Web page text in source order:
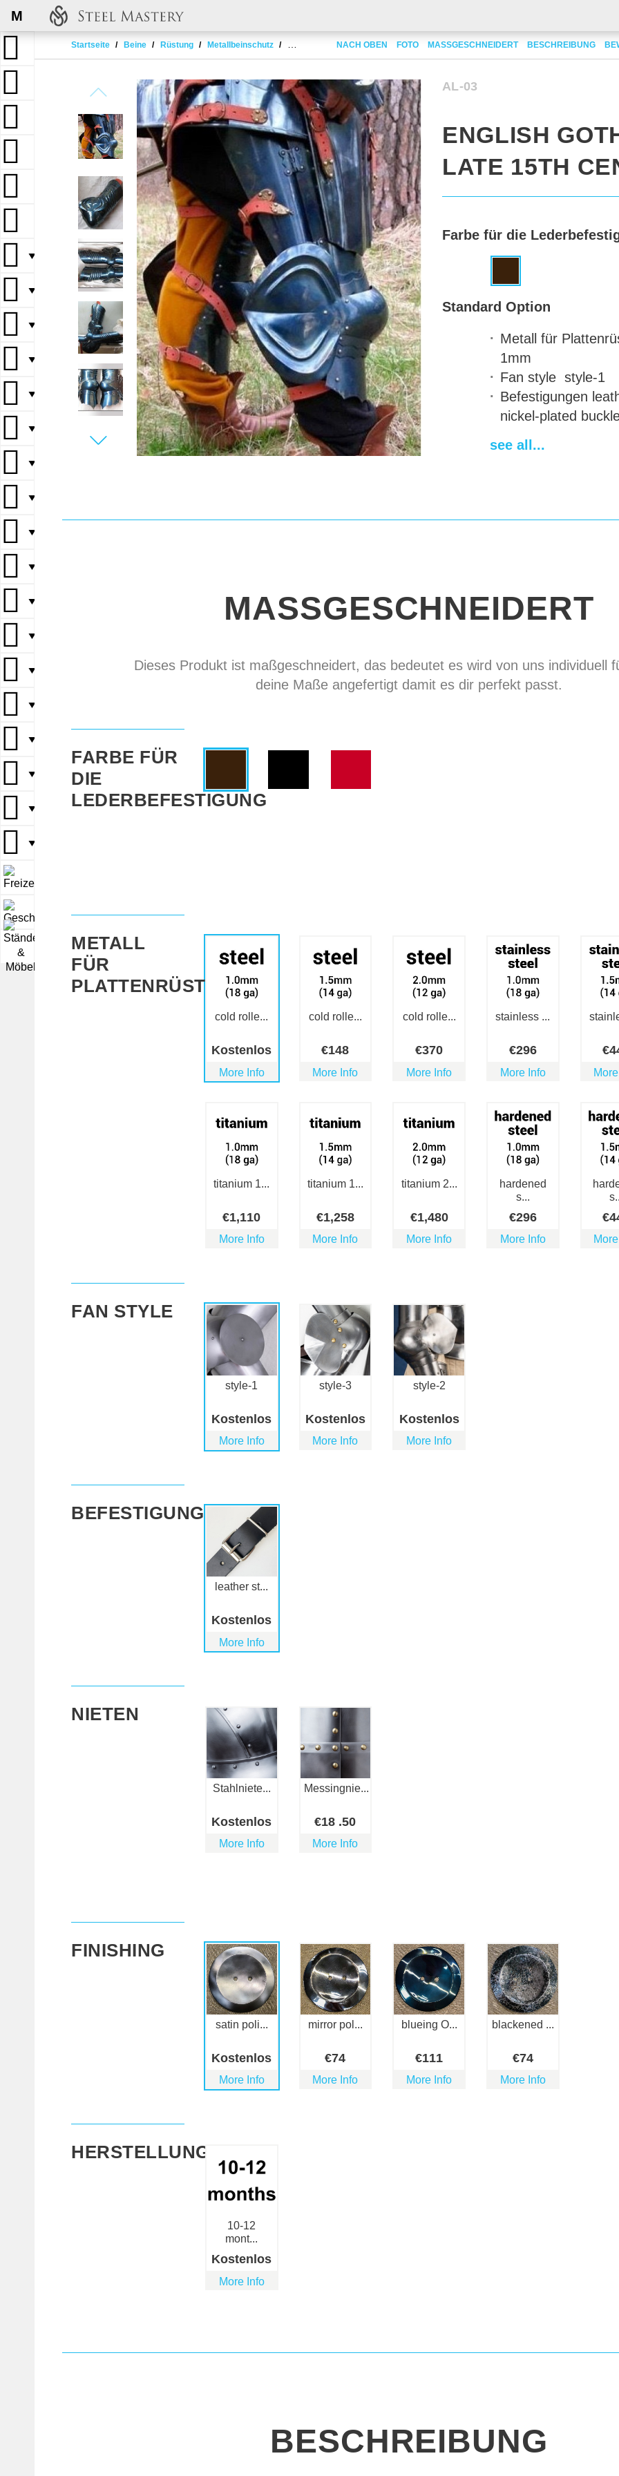
M
Startseite Beine Rüstung Metallbeinschutz English gothic legs late 15th century
NACH OBEN FOTO MASSGESCHNEIDERT BESCHREIBUNG
▼
▼
▼
▼
▼
▼
▼
▼
▼
▼
▼
▼
▼
▼
▼
▼
▼
▼
AL-03
ENGLISH
LATE 15TH
Farbe für die
Standard Option
Metall für
1mm
Fan style style-1
Befestigungen
nickel-plated
see all...
MASSGESCHNEIDERT
Dieses Produkt ist maßgeschneidert, das bedeutet es wird von uns individuell
deine Maße angefertigt damit es dir perfekt passt.
FARBE FÜR
DIE
LEDERBEFESTIGUNG
METALL
FÜR
PLATTENRÜSTUNG
cold rolle...
Kostenlos
More Info
cold rolle...
€148
More Info
cold rolle...
€370
More Info
stainless ...
€296
More Info
€
titanium 1...
€1,110
More Info
titanium 1...
€1,258
More Info
titanium 2...
€1,480
More Info
hardened
s...
€296
More Info
€
FAN STYLE
style-1
Kostenlos
More Info
style-3
Kostenlos
More Info
style-2
Kostenlos
More Info
BEFESTIGUNGEN
leather st...
Kostenlos
More Info
NIETEN
Stahlniete...
Kostenlos
More Info
Messingnie...
€18 .50
More Info
FINISHING
satin poli...
Kostenlos
More Info
mirror pol...
€74
More Info
blueing O...
€111
More Info
blackened ...
€74
More Info
HERSTELLUNGSZEIT
10-12
mont...
Kostenlos
More Info
BESCHREIBUNG